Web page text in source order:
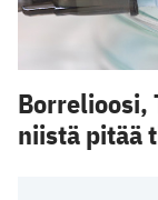
Borrelioosi,
niistä pitää